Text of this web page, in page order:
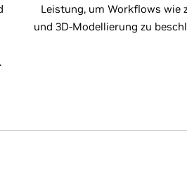
Leistung, um Workflows wie
und 3D-Modellierung zu